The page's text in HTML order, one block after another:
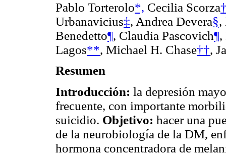
Pablo Torterolo*, Cecilia Scorza
Urbanavicius‡, Andrea Devera§,
Benedetto¶, Claudia Pascovich¶,
Lagos**, Michael H. Chase††,
Resumen
Introducción: la depresión
frecuente, con importante
suicidio. Objetivo: hacer una
de la neurobiología de la DM,
hormona concentradora de